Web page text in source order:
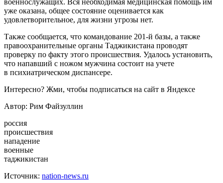
уже оказана, общее состояние оценивается как
удовлетворительное, для жизни угрозы нет.
Также сообщается, что командование 201-й базы, а также
правоохранительные органы Таджикистана проводят
проверку по факту этого происшествия. Удалось установить,
что напавший с ножом мужчина состоит на учете
в психиатрическом диспансере.
Интересно? Жми, чтобы подписаться на сайт в Яндексе
Автор: Рим Файзуллин
россия
происшествия
нападение
военные
таджикистан
Источник: nation-news.ru